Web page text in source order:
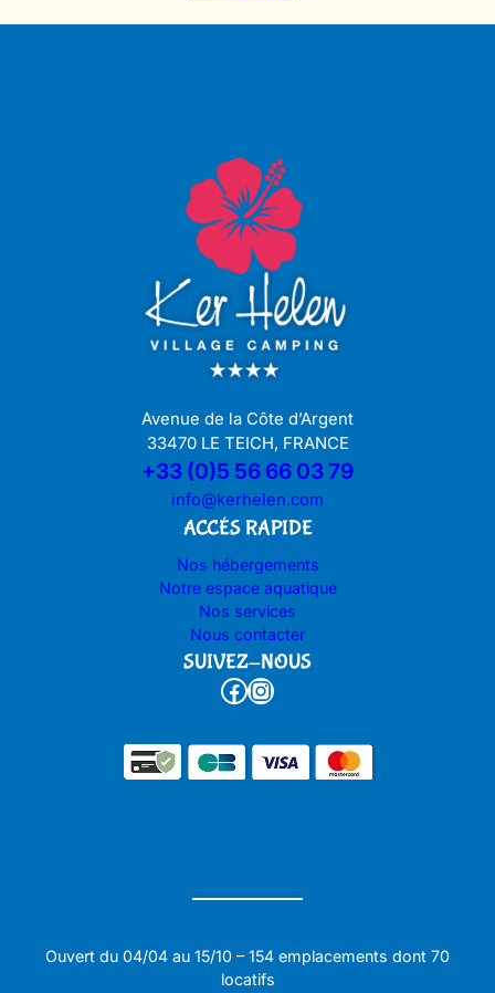
Avenue de la Côte d’Argent
33470 LE TEICH, FRANCE
+33 (0)5 56 66 03 79
info@kerhelen.com
ACCÉS RAPIDE
Nos hébergements
Notre espace aquatique
Nos services
Nous contacter
SUIVEZ-NOUS
Facebook Instagram
Ouvert du 04/04 au 15/10 – 154 emplacements dont 70
locatifs